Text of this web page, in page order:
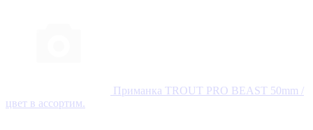
Приманка TROUT PRO BEAST 50mm /
цвет в ассортим.